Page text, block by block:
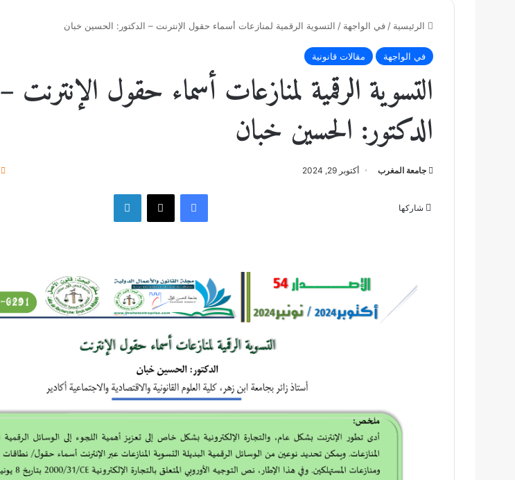
الرئيسية /في الواجهة / التسوية الرقمية لمنازعات أسماء حقول الإنترنت – الدكتور: الحسين خبان
في الواجهة مقالات قانونية
التسوية الرقمية لمنازعات أسماء حقول الإنترنت –
الدكتور: الحسين خبان
جامعة المغرب أكتوبر 29, 2024
شاركها
فيسبوك ‫X